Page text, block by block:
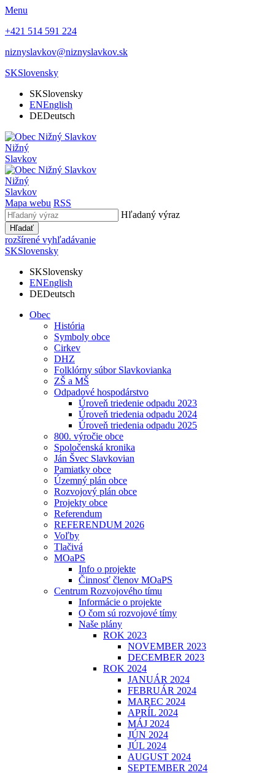
Menu
+421 514 591 224
niznyslavkov@niznyslavkov.sk
SKSlovensky
SKSlovensky
ENEnglish
DEDeutsch
Nižný
Slavkov
Nižný
Slavkov
Mapa webu RSS
Hľadaný výraz
Hľadať
rozšírené vyhľadávanie
SKSlovensky
SKSlovensky
ENEnglish
DEDeutsch
Obec
História
Symboly obce
Cirkev
DHZ
Folklórny súbor Slavkovianka
ZŠ a MŠ
Odpadové hospodárstvo
Úroveň triedenie odpadu 2023
Úroveň triedenia odpadu 2024
Úroveň triedenia odpadu 2025
800. výročie obce
Spoločenská kronika
Ján Švec Slavkovian
Pamiatky obce
Územný plán obce
Rozvojový plán obce
Projekty obce
Referendum
REFERENDUM 2026
Voľby
Tlačivá
MOaPS
Info o projekte
Činnosť členov MOaPS
Centrum Rozvojového tímu
Informácie o projekte
O čom sú rozvojové tímy
Naše plány
ROK 2023
NOVEMBER 2023
DECEMBER 2023
ROK 2024
JANUÁR 2024
FEBRUÁR 2024
MAREC 2024
APRÍL 2024
MÁJ 2024
JÚN 2024
JÚL 2024
AUGUST 2024
SEPTEMBER 2024